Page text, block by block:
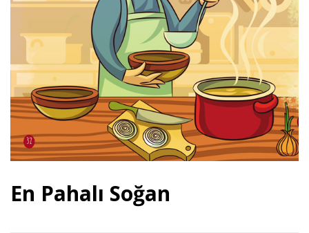
En Pahalı Soğan